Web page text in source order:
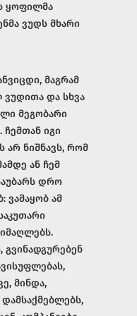
ყოფილმა
ვუდს მხარი
მაგრამ
ვუდითა და სხვა
მეგობარი
ჩემთან იგი
არ ნიშნავს, რომ
ან ჩემ
დრო
ვამაყობ ამ
მინდა,